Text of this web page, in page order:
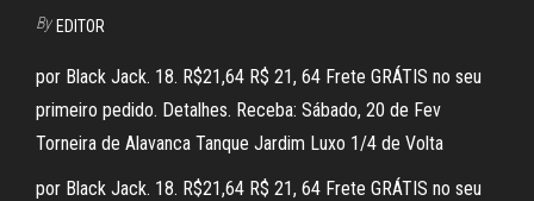
By EDITOR
por Black Jack. 18. R$21,64 R$ 21, 64 Frete GRÁTIS no seu
primeiro pedido. Detalhes. Receba: Sábado, 20 de Fev
Torneira de Alavanca Tanque Jardim Luxo 1/4 de Volta
por Black Jack. 18. R$21,64 R$ 21, 64 Frete GRÁTIS no seu